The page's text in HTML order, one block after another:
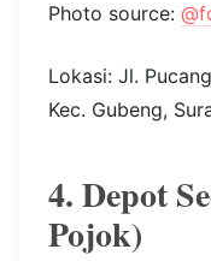
Photo source:
Lokasi: Jl.
Kec. Gubeng,
4. Depot
Pojok)